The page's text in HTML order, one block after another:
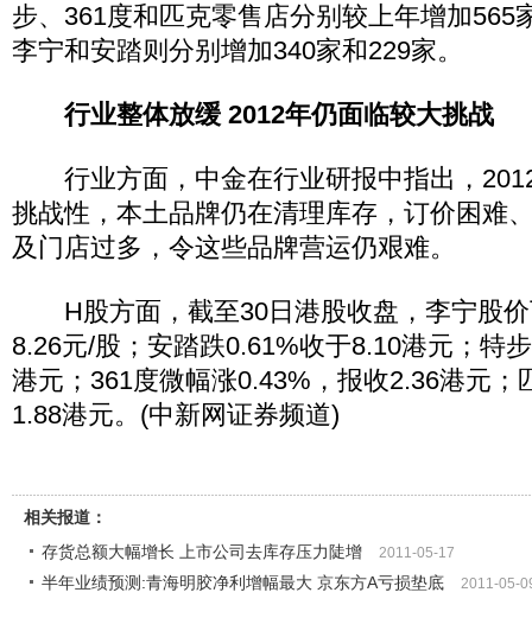
步、361度和匹克零售店分别较上年增加565
李宁和安踏则分别增加340家和229家。
行业整体放缓 2012年仍面临较大挑战
行业方面，中金在行业研报中指出，
挑战性，本土品牌仍在清理库存，订价困难
及门店过多，令这些品牌营运仍艰难。
H股方面，截至30日港股收盘，李宁股价
8.26元/股；安踏跌0.61%收于8.10港元；特
港元；361度微幅涨0.43%，报收2.36港元；
1.88港元。(中新网证券频道)
相关报道：
存货总额大幅增长 上市公司去库存压力陡增
2011-05-17
半年业绩预测:青海明胶净利增幅最大 京东方A亏损垫底 2011-05-